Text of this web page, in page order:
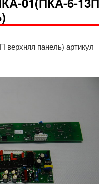
верхняя панель) артикул